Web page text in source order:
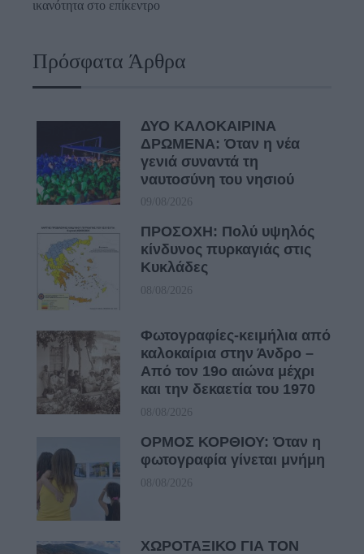
ικανότητα στο επίκεντρο
Πρόσφατα Άρθρα
ΔΥΟ ΚΑΛΟΚΑΙΡΙΝΑ
ΔΡΩΜΕΝΑ: Όταν η νέα
γενιά συναντά τη
ναυτοσύνη του νησιού
09/08/2026
ΠΡΟΣΟΧΗ: Πολύ υψηλός
κίνδυνος πυρκαγιάς στις
Κυκλάδες
08/08/2026
Φωτογραφίες-κειμήλια από
καλοκαίρια στην Άνδρο –
Από τον 19ο αιώνα μέχρι
και την δεκαετία του 1970
08/08/2026
ΟΡΜΟΣ ΚΟΡΘΙΟΥ: Όταν η
φωτογραφία γίνεται μνήμη
08/08/2026
ΧΩΡΟΤΑΞΙΚΟ ΓΙΑ ΤΟΝ